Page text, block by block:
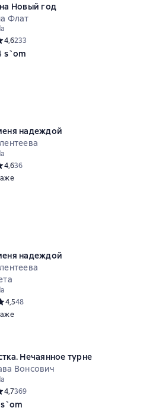
Новый год
Флат
рейтинг 4,6 на основе 233 оценок
4,6233
s`om
надеждой
рейтинг 4,6 на основе 36 оценок
4,636
надеждой
рейтинг 4,5 на основе 48 оценок
4,548
Нечаянное турне
Вонсович
рейтинг 4,7 на основе 369 оценок
4,7369
s`om